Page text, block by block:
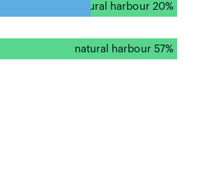
natural harbour 20%
natural harbour 57%